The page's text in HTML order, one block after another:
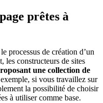
prêtes à
processus de création d’un
les constructeurs de sites
une collection de
si vous travaillez sur
la possibilité de choisir
à utiliser comme base.